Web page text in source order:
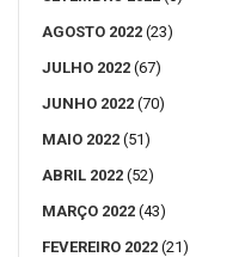
AGOSTO 2022 (23)
JULHO 2022 (67)
JUNHO 2022 (70)
MAIO 2022 (51)
ABRIL 2022 (52)
MARÇO 2022 (43)
FEVEREIRO 2022 (21)